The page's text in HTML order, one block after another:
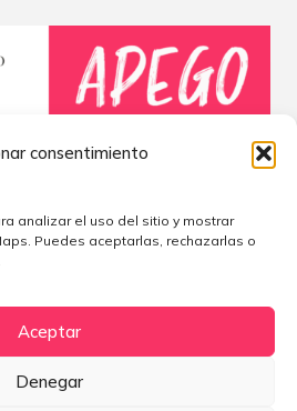
consentimiento
analizar el uso del sitio y mostrar
Puedes aceptarlas, rechazarlas o
Aceptar
Denegar
pareja